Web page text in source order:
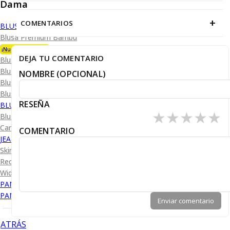
Dama
BLUSA
Blusa Premium Bambú
¡Nueva Colección!
Blusa Performance
Blusa Piqué
Blusa Oxford
Blusa de Vestir
BLUSA SPORT
Blusa Sport Lisa
Camiseta Lisa
JEANS
Skinny Levanta Pompis
Recto Levanta Pompis
Wide Leg
PANTALÓN DE VESTIR
PANTALÓN CASUAL
ATRÁS
COMENTARIOS +
DEJA TU COMENTARIO
NOMBRE (OPCIONAL)
RESEÑA
★
★
★
★
★
COMENTARIO
Enviar comentario